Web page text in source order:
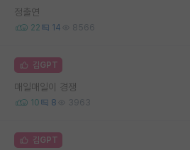
정출연
22 14 8566
김GPT
매일매일이 경쟁
10 8 3963
김GPT